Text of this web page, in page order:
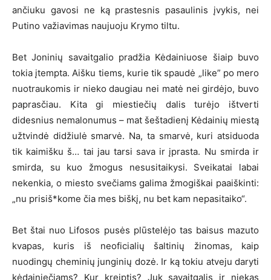
ančiuku gavosi ne ką prastesnis pasaulinis įvykis, nei
Putino važiavimas naujuoju Krymo tiltu.
Bet Joninių savaitgalio pradžia Kėdainiuose šiaip buvo
tokia įtempta. Aišku tiems, kurie tik spaudė „like” po mero
nuotraukomis ir nieko daugiau nei matė nei girdėjo, buvo
paprasčiau. Kita gi miestiečių dalis turėjo ištverti
didesnius nemalonumus – mat šeštadienį Kėdainių miestą
užtvindė didžiulė smarvė. Na, ta smarvė, kuri atsiduoda
tik kaimišku š… tai jau tarsi sava ir įprasta. Nu smirda ir
smirda, su kuo žmogus nesusitaikysi. Sveikatai labai
nekenkia, o miesto svečiams galima žmogiškai paaiškinti:
„nu prisiš*kome čia mes biškį, nu bet kam nepasitaiko“.
Bet štai nuo Lifosos pusės plūstelėjo tas baisus mazuto
kvapas, kuris iš neoficialių šaltinių žinomas, kaip
nuodingų cheminių junginių dozė. Ir ką tokiu atveju daryti
kėdainiečiams? Kur kreiptis? Juk savaitgalis ir niekas